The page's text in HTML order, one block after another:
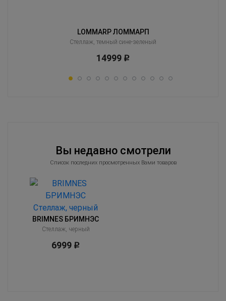
LOMMARP ЛОММАРП
Стеллаж, темный сине-зеленый
14999 Р
Вы недавно смотрели
Список последних просмотренных Вами товаров
BRIMNES БРИМНЭС
Стеллаж, черный
6999 Р